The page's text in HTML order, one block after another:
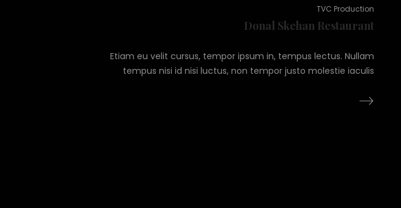
TVC Production
Donal Skehan Restaurant
Etiam eu velit cursus, tempor ipsum in, tempus lectus. Nullam
tempus nisi id nisi luctus, non tempor justo molestie iaculis